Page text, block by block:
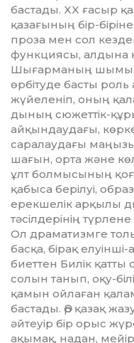
бастады. XX ғасыр
қазағының бір-
проза мен сол
функциясы, алдына
Шығарма­ның
өрбітуде басты роль
жүйеленіп, оның
дының сюжеттік-
айқындаудағы,
саралаудағы
шағын, орта және
ұлт болмысының
қабыса берілуі,
ерекшелік арқылы
тәсілдерінің
Ол драматизмге толы
басқа, бірақ
биеттен Билік қатты
солын танып, оқу-
қамын ойлаған
бастады. Әр қазақ
әйтеуір бір орыс
ақымақ, надан,